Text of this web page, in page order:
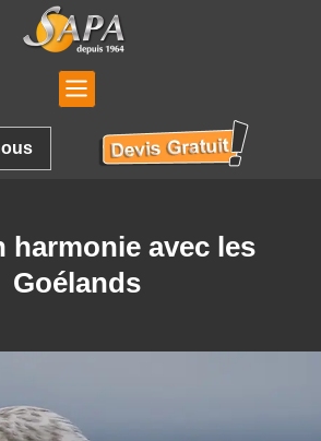
harmonie avec les
Goélands